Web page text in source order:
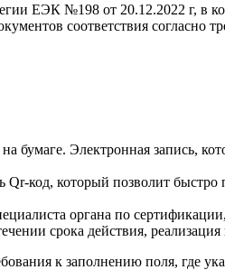
ЕЭК №198 от 20.12.2022 г,
соответствия
бумаге. Электронная запись,
код, который позволит
органа по
срока действия,
к заполнению поля, где